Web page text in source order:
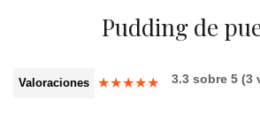
Pudding de
Valoraciones ★★★★★ 3.3 sobre 5 (3